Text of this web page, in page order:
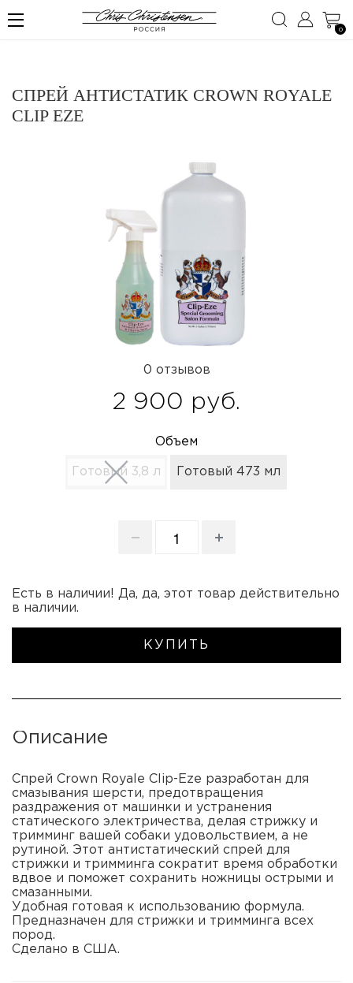
0
СПРЕЙ АНТИСТАТИК CROWN ROYALE
CLIP EZE
0 отзывов
2 900 руб.
Объем
Готовый 3,8 л Готовый 473 мл
Есть в наличии! Да, да, этот товар действительно
в наличии.
КУПИТЬ
Описание
Спрей Crown Royale Clip-Eze разработан для
смазывания шерсти, предотвращения
раздражения от машинки и устранения
статического электричества, делая стрижку и
тримминг вашей собаки удовольствием, а не
рутиной. Этот антистатический спрей для
стрижки и тримминга сократит время обработки
вдвое и поможет сохранить ножницы острыми и
смазанными.
Удобная готовая к использованию формула.
Предназначен для стрижки и тримминга всех
пород.
Сделано в США.